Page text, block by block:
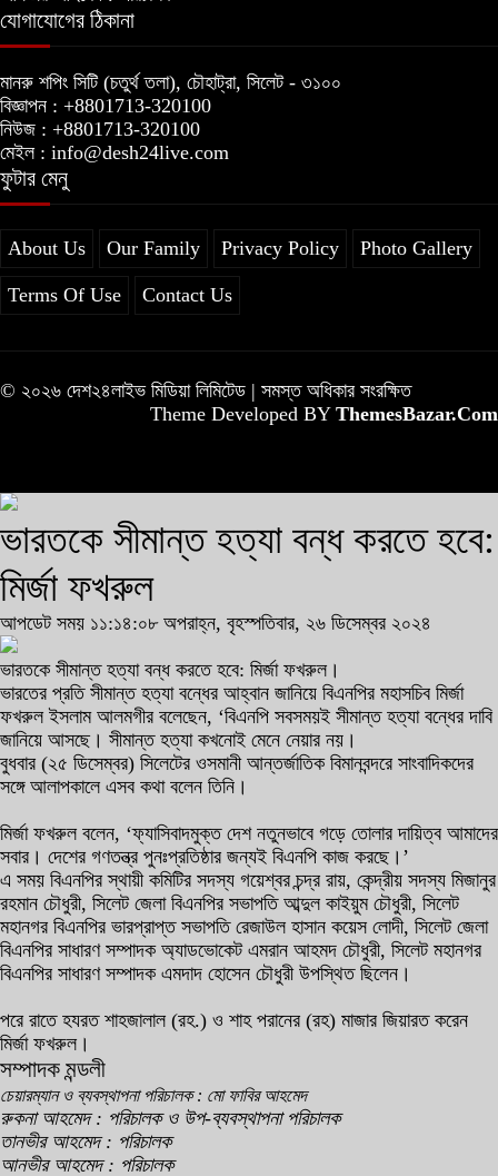
যোগাযোগের ঠিকানা
মানরু শপিং সিটি (চতুর্থ তলা), চৌহাট্রা, সিলেট - ৩১০০
বিজ্ঞাপন : +8801713-320100
নিউজ : +8801713-320100
মেইল : info@desh24live.com
ফুটার মেনু
About Us Our Family Privacy Policy Photo Gallery
Terms Of Use Contact Us
© ২০২৬ দেশ২৪লাইভ মিডিয়া লিমিটেড | সমস্ত অধিকার সংরক্ষিত
Theme Developed BY ThemesBazar.Com
ভারতকে সীমান্ত হত্যা বন্ধ করতে হবে:
মির্জা ফখরুল
আপডেট সময় ১১:১৪:০৮ অপরাহ্ন, বৃহস্পতিবার, ২৬ ডিসেম্বর ২০২৪
ভারতকে সীমান্ত হত্যা বন্ধ করতে হবে: মির্জা ফখরুল।
ভারতের প্রতি সীমান্ত হত্যা বন্ধের আহ্বান জানিয়ে বিএনপির মহাসচিব মির্জা
ফখরুল ইসলাম আলমগীর বলেছেন, ‘বিএনপি সবসময়ই সীমান্ত হত্যা বন্ধের দাবি
জানিয়ে আসছে। সীমান্ত হত্যা কখনোই মেনে নেয়ার নয়।
বুধবার (২৫ ডিসেম্বর) সিলেটের ওসমানী আন্তর্জাতিক বিমানবন্দরে সাংবাদিকদের
সঙ্গে আলাপকালে এসব কথা বলেন তিনি।
মির্জা ফখরুল বলেন, ‘ফ্যাসিবাদমুক্ত দেশ নতুনভাবে গড়ে তোলার দায়িত্ব আমাদের
সবার। দেশের গণতন্ত্র পুনঃপ্রতিষ্ঠার জন্যই বিএনপি কাজ করছে।’
এ সময় বিএনপির স্থায়ী কমিটির সদস্য গয়েশ্বর চন্দ্র রায়, কেন্দ্রীয় সদস্য মিজানুর
রহমান চৌধুরী, সিলেট জেলা বিএনপির সভাপতি আব্দুল কাইয়ুম চৌধুরী, সিলেট
মহানগর বিএনপির ভারপ্রাপ্ত সভাপতি রেজাউল হাসান কয়েস লোদী, সিলেট জেলা
বিএনপির সাধারণ সম্পাদক অ্যাডভোকেট এমরান আহমদ চৌধুরী, সিলেট মহানগর
বিএনপির সাধারণ সম্পাদক এমদাদ হোসেন চৌধুরী উপস্থিত ছিলেন।
পরে রাতে হযরত শাহজালাল (রহ.) ও শাহ পরানের (রহ) মাজার জিয়ারত করেন
মির্জা ফখরুল।
সম্পাদক মন্ডলী
চেয়ারম্যান ও ব্যবস্থাপনা পরিচালক : মো ফাবির আহমেদ
রুকনা আহমেদ : পরিচালক ও উপ-ব্যবস্থাপনা পরিচালক
তানভীর আহমেদ : পরিচালক
আনভীর আহমেদ : পরিচালক